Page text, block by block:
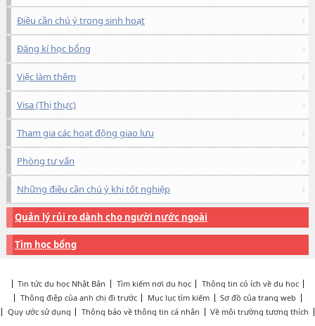
Điều cần chú ý trong sinh hoạt
Đăng kí học bổng
Việc làm thêm
Visa (Thị thực)
Tham gia các hoạt động giao lưu
Phòng tư vấn
Những điều cần chú ý khi tốt nghiệp
Quản lý rủi ro dành cho người nước ngoài
Tìm học bổng
Tin tức du học Nhật Bản Tìm kiếm nơi du học
Thông tin có ích về du học
Thông điệp của anh chị đi trước
Mục lục tìm kiếm
Sơ đồ của trang web
Quy ước sử dụng
Thông báo về thông tin cá nhân Về môi trường tương thích